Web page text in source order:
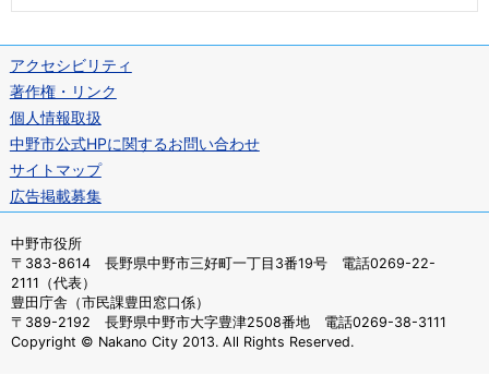
アクセシビリティ
著作権・リンク
個人情報取扱
中野市公式HPに関するお問い合わせ
サイトマップ
広告掲載募集
中野市役所
〒383-8614 長野県中野市三好町一丁目3番19号 電話0269-22-
2111（代表）
豊田庁舎（市民課豊田窓口係）
〒389-2192 長野県中野市大字豊津2508番地 電話0269-38-3111
Copyright © Nakano City 2013. All Rights Reserved.